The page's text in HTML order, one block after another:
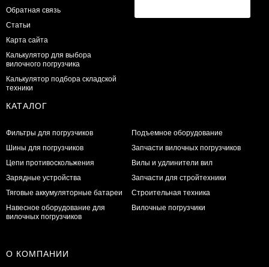
Обратная связь
Статьи
Карта сайта
Калькулятор для выбора
вилочного погрузчика
Калькулятор подбора складской
техники
КАТАЛОГ
Фильтры для погрузчиков
Шины для погрузчиков
Цепи противоскольжения
Зарядные устройства
Тяговые аккумуляторные батареи
Навесное оборудование для
вилочных погрузчиков
Подъемное оборудование
Запчасти вилочных погрузчиков
Вилы и удлинители вил
Запчасти для стройтехники
Строительная техника
Вилочные погрузчики
О КОМПАНИИ